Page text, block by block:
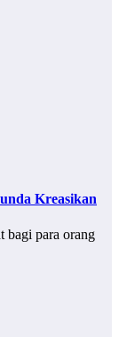
Kreasikan
bagi para orang